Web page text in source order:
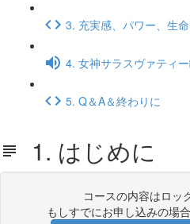
3. 充実感、パワー、生
4. 女神サラスヴァティ
5. Q＆A＆終わりに
1. はじめに
コースの内容はロッ
もしすでにお申し込みの場合